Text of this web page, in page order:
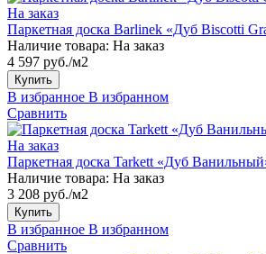
На заказ
Паркетная доска Barlinek «Дуб Biscotti
Наличие товара: На заказ
4 597 руб./м2
Купить
В избранное В избранном
Сравнить
На заказ
Паркетная доска Tarkett «Дуб
Наличие товара: На заказ
3 208 руб./м2
Купить
В избранное В избранном
Сравнить